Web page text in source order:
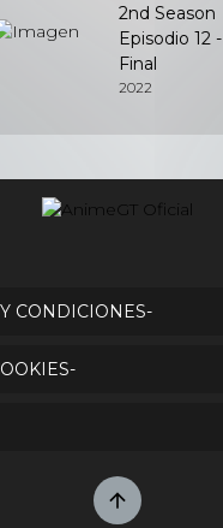
2nd Season
Episodio 12 -
Final
2022
CONDICIONES-